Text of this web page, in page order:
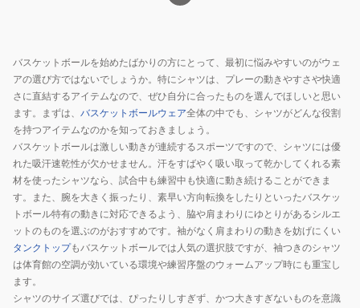
バスケットボールを始めたばかりの方にとって、最初に悩みやすいのがウェ
アの選び方ではないでしょうか。特にシャツは、プレーの動きやすさや快適
さに直結するアイテムなので、ぜひ自分に合ったものを選んでほしいと思い
ます。まずは、 バスケットボールウェア全体の中でも、シャツがどんな役割
を持つアイテムなのかを知っておきましょう。
バスケットボールは激しい動きが連続するスポーツですので、シャツには優
れた吸汗速乾性が欠かせません。汗をすばやく吸い取って乾かしてくれる素
材を使ったシャツなら、試合中も練習中も快適に動き続けることができま
す。また、腕を大きく振ったり、素早い方向転換をしたりといったバスケッ
トボール特有の動きに対応できるよう、脇や肩まわりにゆとりがあるシルエ
ットのものを選ぶのがおすすめです。袖がなく肩まわりの動きを妨げにくい
タンクトップもバスケットボールでは人気の選択肢ですが、袖つきのシャツ
は体育館の空調が効いている環境や練習序盤のウォームアップ時にも重宝し
ます。
シャツのサイズ選びでは、ぴったりしすぎず、かつ大きすぎないものを意識